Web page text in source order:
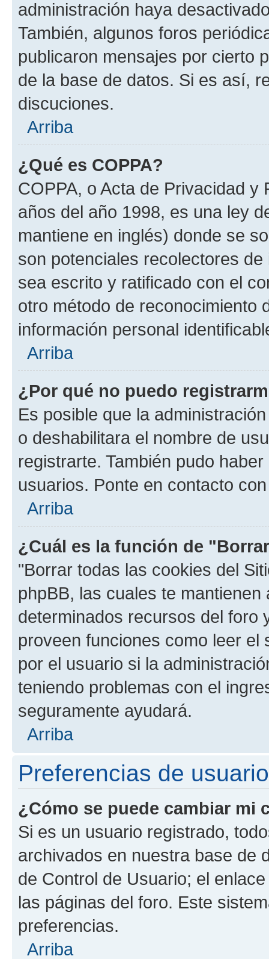
administración haya
También, algunos foros
publicaron mensajes por cierto
de la base de datos. Si es así,
discuciones.
Arriba
¿Qué es COPPA?
COPPA, o Acta de Privacidad
años del año 1998, es una ley
mantiene en inglés) donde se
son potenciales recolectores
sea escrito y ratificado con el
otro método de reconocimiento
información personal
Arriba
¿Por qué no puedo
Es posible que la
o deshabilitara el nombre de
registrarte. También pudo
usuarios. Ponte en contacto
Arriba
¿Cuál es la función de
"Borrar todas las cookies del
phpBB, las cuales te
determinados recursos del foro
proveen funciones como leer el
por el usuario si la
teniendo problemas con el
seguramente ayudará.
Arriba
Preferencias de
¿Cómo se puede cambiar mi
Si es un usuario registrado,
archivados en nuestra base de
de Control de Usuario; el
las páginas del foro. Este
preferencias.
Arriba